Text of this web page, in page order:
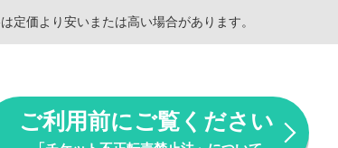
価より安いまたは高い場合があります。
ご利用前にご覧ください